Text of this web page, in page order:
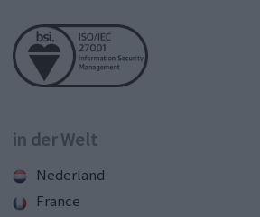
in der Welt
Nederland
France